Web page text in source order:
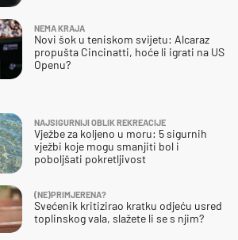
NEMA KRAJA
Novi šok u teniskom svijetu: Alcaraz
propušta Cincinatti, hoće li igrati na US
Openu?
NAJSIGURNIJI OBLIK REKREACIJE
Vježbe za koljeno u moru: 5 sigurnih
vježbi koje mogu smanjiti bol i
poboljšati pokretljivost
(NE)PRIMJERENA?
Svećenik kritizirao kratku odjeću usred
toplinskog vala, slažete li se s njim?